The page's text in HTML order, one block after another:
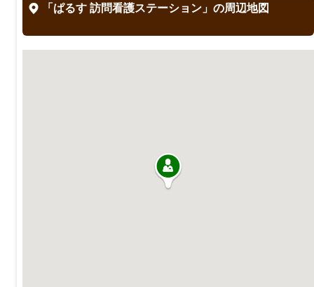
「ぱるす 訪問看護ステーション」の周辺地図